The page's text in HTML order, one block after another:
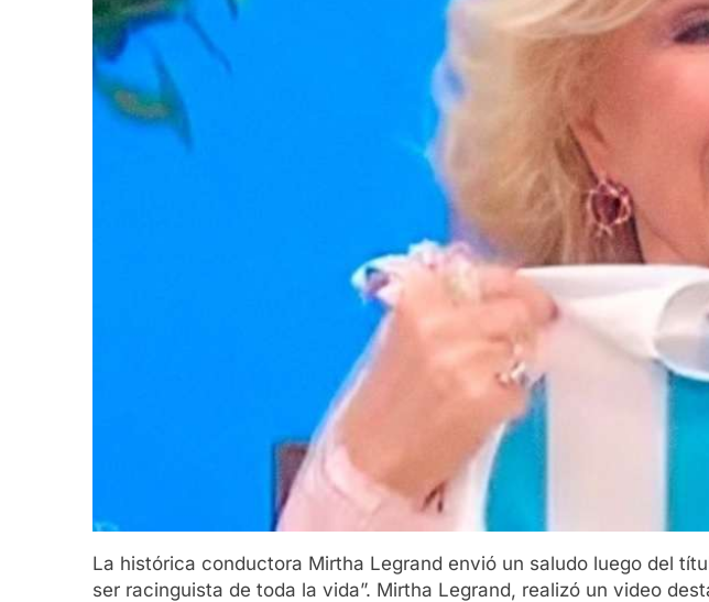
La histórica conductora Mirtha Legrand envió un saludo luego del
ser racinguista de toda la vida”. Mirtha Legrand, realizó un video